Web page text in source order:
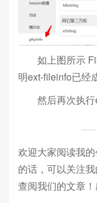
如上图所示
明ext-fileinfo已经
然后再次执行
欢迎大家阅读我
的话，可以关注我
查阅我们的文章！